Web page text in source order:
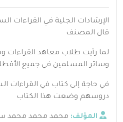
الإرشادات الجلية في القراءات
قال المصنف
لما رأيت طلاب معاهد القراءات
وسائر المسلمين في جميع
في حاجة إلى كتاب في القراءات
دروسهم وضعت هذا الكتاب
المؤلف: محمد محمد محمد